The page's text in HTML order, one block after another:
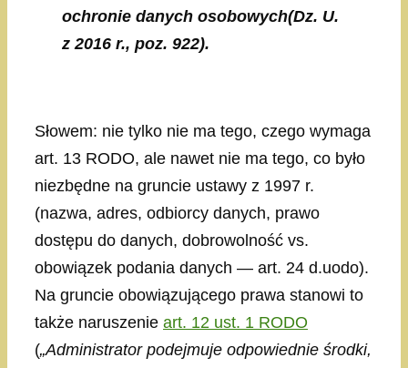
ochronie danych osobowych(Dz. U.
z 2016 r., poz. 922).
Słowem: nie tylko nie ma tego, czego wymaga
art. 13 RODO, ale nawet nie ma tego, co było
niezbędne na gruncie ustawy z 1997 r.
(nazwa, adres, odbiorcy danych, prawo
dostępu do danych, dobrowolność vs.
obowiązek podania danych — art. 24 d.uodo).
Na gruncie obowiązującego prawa stanowi to
także naruszenie art. 12 ust. 1 RODO
(„Administrator podejmuje odpowiednie środki,